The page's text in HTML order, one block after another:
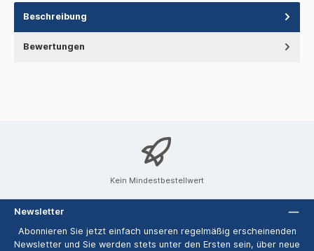
Beschreibung
Bewertungen
Kein Mindestbestellwert
Newsletter
Abonnieren Sie jetzt einfach unseren regelmäßig erscheinenden
Newsletter und Sie werden stets unter den Ersten sein, über neue